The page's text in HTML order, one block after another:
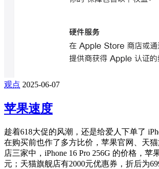
观点 2025-06-07
苹果速度
趁着618大促的风潮，还是给爱人下单了
在购买前也作了多方比价，苹果官网、天
店三家中，iPhone 16 Pro 256G 的价格，苹
元；天猫旗舰店有2000元优惠券，折后为